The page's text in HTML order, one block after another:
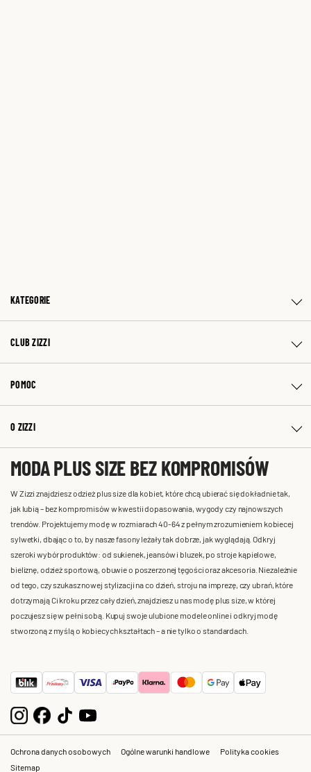
KATEGORIE
CLUB ZIZZI
POMOC
O ZIZZI
MODA PLUS SIZE BEZ KOMPROMISÓW
W Zizzi znajdziesz odzież plus size dla kobiet, które chcą ubierać się dokładnie tak,
jak lubią – bez kompromisów w kwestii dopasowania, wygody czy najnowszych
trendów. Projektujemy modę w rozmiarach 40-64 z pełnym zrozumieniem kobiecej
sylwetki, dbając o to, by nasze fasony leżały tak dobrze, jak wyglądają. Odkryj
szeroki wybór produktów: od sukienek, jeansów i bluzek, po stroje kąpielowe,
bieliznę, odzież sportową, obuwie o poszerzonej tęgości oraz akcesoria. Niezależnie
od tego, czy szukasz nowej stylizacji na co dzień, stroju na imprezę, czy ubrań, które
dotrzymają Ci kroku przez cały dzień, znajdziesz u nas modę plus size, w której
poczujesz się w pełni sobą. Kupuj swoje ulubione modele online i odkryj modę
stworzoną z myślą o kobiecych kształtach – a nie tylko o standardach.
Ochrona danych osobowych Ogólne warunki handlowe
Polityka cookies
Sitemap